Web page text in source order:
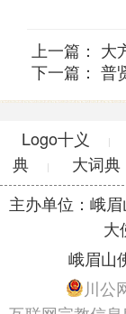
上一篇： 大
下一篇： 普
Logo十义 |
典
| 大词典
主办单位：峨
大
峨眉山
川公